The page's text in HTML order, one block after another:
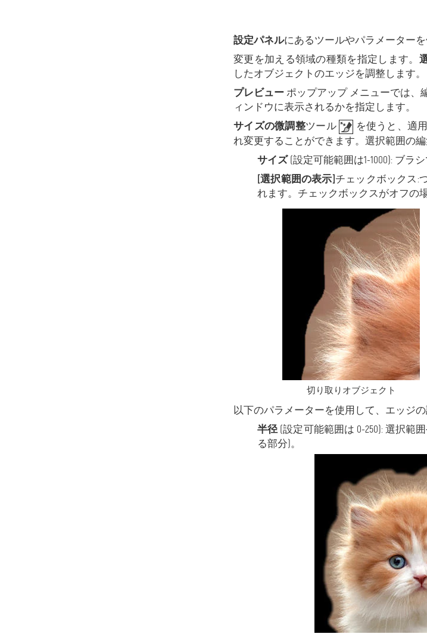
設定パネルにあるツールやパラメーター
変更を加える領域の種類を指定します。
したオブジェクトのエッジを調整します。
プレビューポップアップ メニューでは、
ィンドウに表示されるかを指定します。
サイズの微調整ツール
を使うと、適
れ変更することができます。選択範囲の編
サイズ(設定可能範囲は1-1000): ブラ
[選択範囲の表示]チェックボックス:
れます。チェックボックスがオフの
切り取りオブジェクト
以下のパラメーターを使用して、エッジの
半径(設定可能範囲は 0-250): 選択範
る部分)。